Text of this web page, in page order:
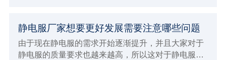
静电服厂家想要更好发展需要注意哪些问题
由于现在静电服的需求开始逐渐提升，并且大家对于
静电服的质量要求也越来越高，所以这对于静电服厂